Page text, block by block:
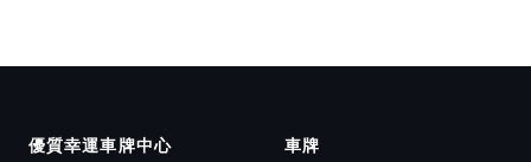
優質幸運車牌中心 車牌